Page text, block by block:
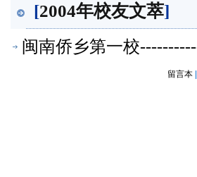
[2004年校友文萃]
闽南侨乡第一校
留言本|